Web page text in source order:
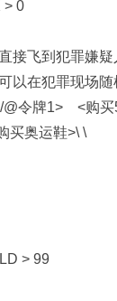
> 0
接飞到犯罪嫌
以在犯罪现场
@令牌1> <购
买奥运鞋>\ \
> 99